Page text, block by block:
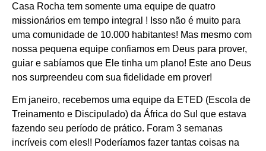
Casa Rocha tem somente uma equipe de quatro
missionários em tempo integral ! Isso não é muito para
uma comunidade de 10.000 habitantes! Mas mesmo com
nossa pequena equipe confiamos em Deus para prover,
guiar e sabíamos que Ele tinha um plano! Este ano Deus
nos surpreendeu com sua fidelidade em prover!
Em janeiro, recebemos uma equipe da ETED (Escola de
Treinamento e Discipulado) da África do Sul que estava
fazendo seu período de prático. Foram 3 semanas
incríveis com eles!! Poderíamos fazer tantas coisas na